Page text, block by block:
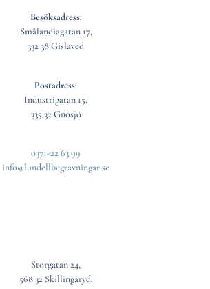
Besöksadress:
Smålandiagatan 17,
332 38 Gislaved
Postadress:
Industrigatan 15,
335 32 Gnosjö
0371-22 63 99
info@lundellbegravningar.se
Storgatan 24,
568 32 Skillingaryd.